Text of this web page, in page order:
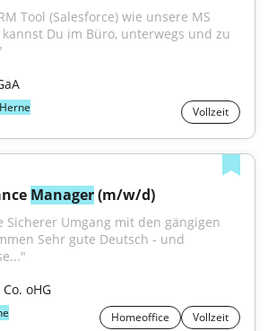
Du im Büro, unterwegs und zu
Herne Vollzeit
Manager (m/w/d)
Sicherer Umgang mit den gängigen
Sehr gute Deutsch - und
oHG
Homeoffice Vollzeit